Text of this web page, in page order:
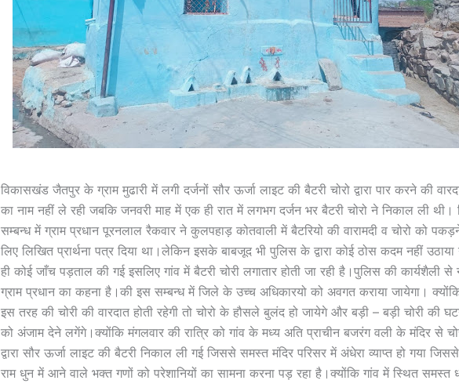
विकासखंड जैतपुर के ग्राम मुढारी में लगी दर्जनों सौर ऊर्जा लाइट की बैटरी चोरो द्वारा पार करने की
का नाम नहीं ले रही जबकि जनवरी माह में एक ही रात में लगभग दर्जन भर बैटरी चोरो ने निकाल ली
सम्बन्ध में ग्राम प्रधान पूरनलाल रैकवार ने कुलपहाड़ कोतवाली में बैटरियो की वारामदी व चोरो को
लिए लिखित प्रार्थना पत्र दिया था।लेकिन इसके बाबजूद भी पुलिस के द्वारा कोई ठोस कदम नहीं उठाया
ही कोई जाँच पड़ताल की गई इसलिए गांव में बैटरी चोरी लगातार होती जा रही है।पुलिस की कार्यशैली से
ग्राम प्रधान का कहना है।की इस सम्बन्ध में जिले के उच्च अधिकारयो को अवगत कराया जायेगा।
इस तरह की चोरी की वारदात होती रहेगी तो चोरो के हौसले बुलंद हो जायेगे और बड़ी – बड़ी चोरी की
को अंजाम देने लगेंगे।क्योंकि मंगलवार की रात्रि को गांव के मध्य अति प्राचीन बजरंग वली के मंदिर से
द्वारा सौर ऊर्जा लाइट की बैटरी निकाल ली गई जिससे समस्त मंदिर परिसर में अंधेरा व्याप्त हो गया
राम धुन में आने वाले भक्त गणों को परेशानियों का सामना करना पड़ रहा है।क्योंकि गांव में स्थित समस्त